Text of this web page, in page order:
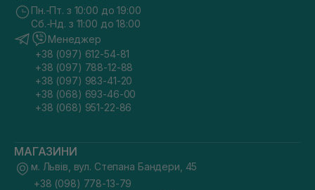
Пн.-Пт. з 10:00 до 19:00
Сб.-Нд. з 11:00 до 18:00
Менеджер
+38 (097) 612-54-81
+38 (097) 788-12-88
+38 (097) 983-41-20
+38 (068) 693-46-00
+38 (068) 951-22-86
МАГАЗИНИ
м. Львів, вул. Степана Бандери, 45
+38 (098) 778-13-79